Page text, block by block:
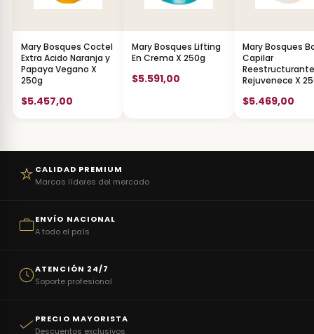
Mary Bosques Coctel
Extra Acido Naranja y
Papaya Vegano X
250g
$5.457,00
Mary Bosques Lifting
En Crema X 250g
$5.591,00
Mary Bosques
Capilar
Reestructurante
Rejuvenece X
$5.469,00
CALIDAD PREMIUM
Marcas líderes del mercado
ENVÍO NACIONAL
A todo el país
ATENCIÓN 24/7
Soporte profesional
PRECIO MAYORISTA
Descuentos exclusivos